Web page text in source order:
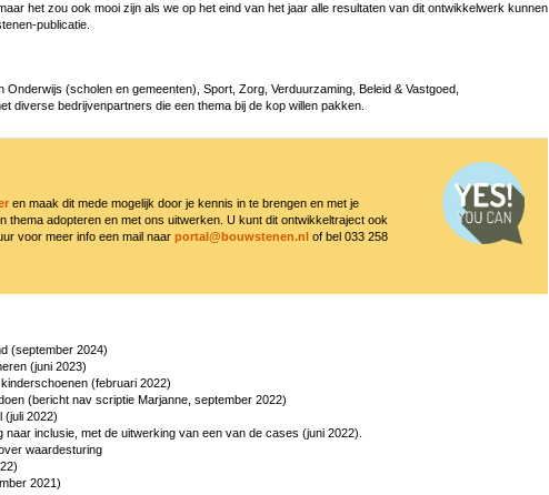
het zou ook mooi zijn als we op het eind van het jaar alle resultaten van dit ontwikkelwerk kunnen
publicatie.
(scholen en gemeenten), Sport, Zorg, Verduurzaming, Beleid & Vastgoed,
diverse bedrijvenpartners die een thema bij de kop willen pakken.
en maak dit mede mogelijk door je kennis in te brengen en met je
thema adopteren en met ons uitwerken. U kunt dit ontwikkeltraject ook
voor meer info een mail naar portal@bouwstenen.nl of bel 033 258
(september 2024)
(juni 2023)
(februari 2022)
(bericht nav scriptie Marjanne, september 2022)
(juli 2022)
naar inclusie, met de uitwerking van een van de cases (juni 2022).
waardesturing
2021)